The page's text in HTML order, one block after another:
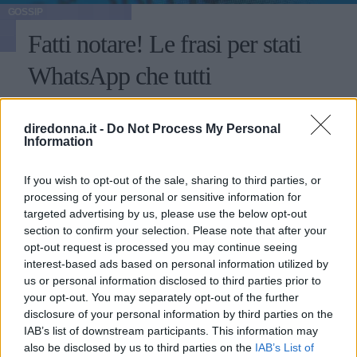
diredonna.it - Do Not Process My Personal
Information
If you wish to opt-out of the sale, sharing to third parties, or
processing of your personal or sensitive information for
targeted advertising by us, please use the below opt-out
section to confirm your selection. Please note that after your
opt-out request is processed you may continue seeing
interest-based ads based on personal information utilized by
us or personal information disclosed to third parties prior to
your opt-out. You may separately opt-out of the further
disclosure of your personal information by third parties on the
IAB’s list of downstream participants. This information may
also be disclosed by us to third parties on the IAB’s List of
Fatti notare! Le frasi per stati
WhatsApp che tutti
commenteranno
Alcuni consigli relativi alle frasi per stati di WhatsApp:
aforismi e citazioni.
PERDITA DURANGO